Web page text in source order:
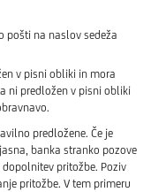
pošti na naslov sedeža
v pisni obliki in mora
ni predložen v pisni obliki
predložene. Če je
banka stranko pozove
pritožbe. Poziv
pritožbe. V tem primeru